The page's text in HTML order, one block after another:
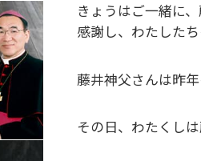
きょうはご一緒に
感謝し、わたした
藤井神父さんは昨
その日、わたくし